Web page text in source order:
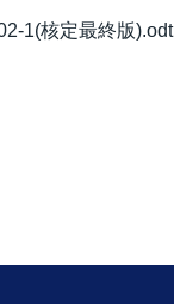
1(核定最終版).odt